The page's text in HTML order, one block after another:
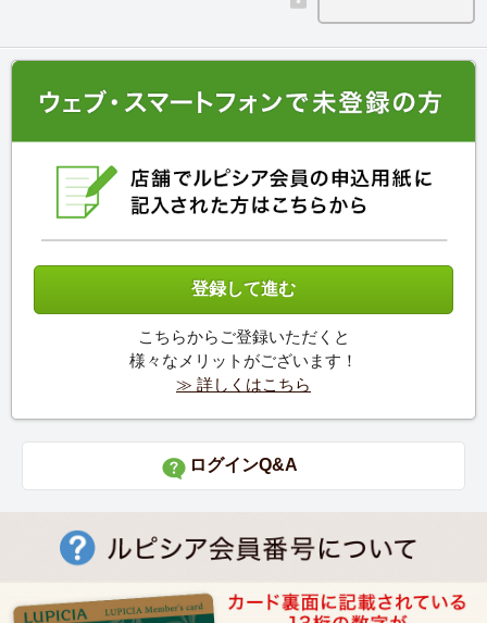
こちらからご登録いただくと
様々なメリットがございます！
≫ 詳しくはこちら